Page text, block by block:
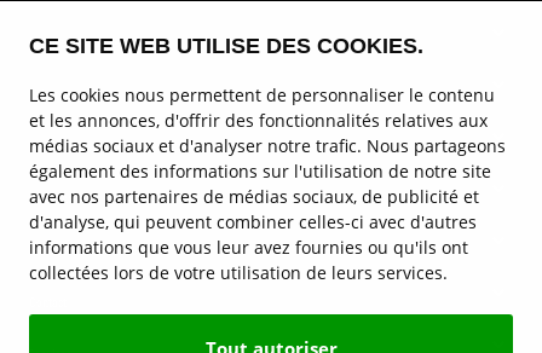
CE SITE WEB UTILISE DES COOKIES.
Les cookies nous permettent de personnaliser le contenu
et les annonces, d'offrir des fonctionnalités relatives aux
médias sociaux et d'analyser notre trafic. Nous partageons
également des informations sur l'utilisation de notre site
avec nos partenaires de médias sociaux, de publicité et
d'analyse, qui peuvent combiner celles-ci avec d'autres
informations que vous leur avez fournies ou qu'ils ont
collectées lors de votre utilisation de leurs services.
Tout autoriser
Service & entretien
Voitures
Camionettes
Camions
Sites de Mercedes-Benz